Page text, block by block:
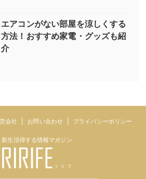
エアコンがない部屋を涼しくする
方法！おすすめ家電・グッズも紹
介
会社 お問い合わせ プライバシーポリシー
新生活得する情報マガジン